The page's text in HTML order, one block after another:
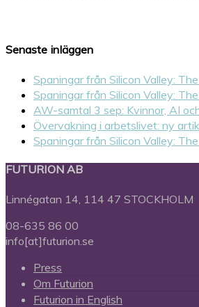
Senaste inläggen
Spaningar från Silicon Valley:
Spaningar från Silicon Valley:
AW-samtal 3 sep: Kvinnor, AI
Övervakning i arbetslivet: ny
Spaningar från Silicon Valley:
FUTURION AB
Linnégatan 14, 114 47 STOCKHOLM
08-635 86 00
info[at]futurion.se
Press
Om Futurion
Futurion in English